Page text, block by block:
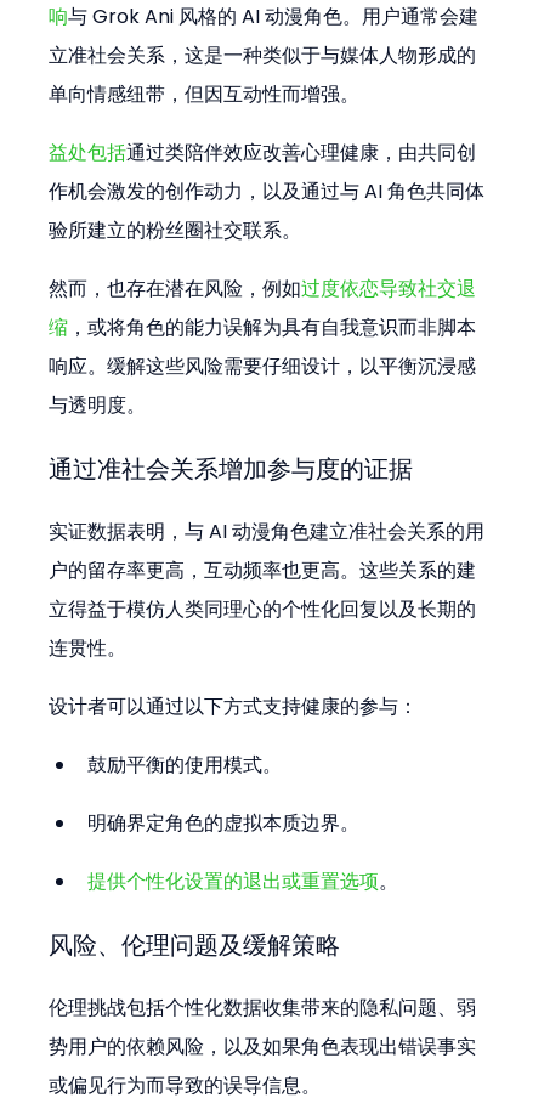
响与 Grok Ani 风格的 AI 动漫角色。用户通常会建
立准社会关系，这是一种类似于与媒体人物形成的
单向情感纽带，但因互动性而增强。
益处包括通过类陪伴效应改善心理健康，由共同创
作机会激发的创作动力，以及通过与 AI 角色共同体
验所建立的粉丝圈社交联系。
然而，也存在潜在风险，例如过度依恋导致社交退
缩 ，或将角色的能力误解为具有自我意识而非脚本
响应。缓解这些风险需要仔细设计，以平衡沉浸感
与透明度。
通过准社会关系增加参与度的证据
实证数据表明，与 AI 动漫角色建立准社会关系的用
户的留存率更高，互动频率也更高。这些关系的建
立得益于模仿人类同理心的个性化回复以及长期的
连贯性。
设计者可以通过以下方式支持健康的参与：
鼓励平衡的使用模式。
明确界定角色的虚拟本质边界。
提供个性化设置的退出或重置选项。
风险、伦理问题及缓解策略
伦理挑战包括个性化数据收集带来的隐私问题、弱
势用户的依赖风险，以及如果角色表现出错误事实
或偏见行为而导致的误导信息。